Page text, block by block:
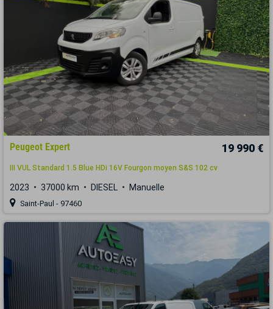
Peugeot Expert 19 990 €
III VUL Standard 1.5 Blue HDi 16V Fourgon moyen S&S 102 cv
2023 37000 km DIESEL Manuelle
Saint-Paul - 97460